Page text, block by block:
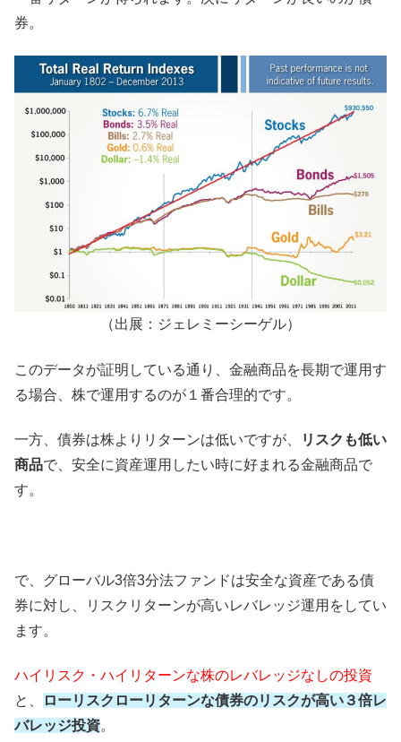
券。
（出展：ジェレミーシーゲル）
このデータが証明している通り、金融商品を長期で運用す
る場合、株で運用するのが１番合理的です。
一方、債券は株よりリターンは低いですが、
リスクも低い
商品で、安全に資産運用したい時に好まれる金融商品で
す。
で、グローバル3倍3分法ファンドは安全な資産である債
券に対し、リスクリターンが高いレバレッジ運用をしてい
ます。
ハイリスク・ハイリターンな株のレバレッジなしの投資
と、
ローリスクローリターンな債券のリスクが高い３倍レ
バレッジ投資。